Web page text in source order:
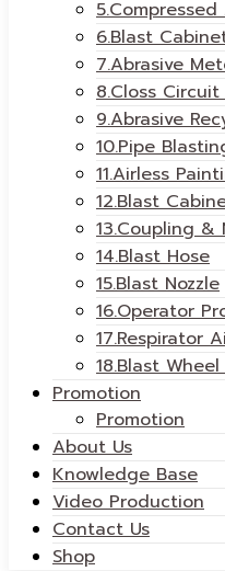
6.Blast
7.Abrasive
8.Closs
9.Abrasive
10.Pipe
11.Airless
12.Blast
13.Coupling &
14.Blast Hose
15.Blast Nozzle
16.Operator
17.Respirator
18.Blast
Promotion
Promotion
About Us
Knowledge Base
Video Production
Contact Us
Shop